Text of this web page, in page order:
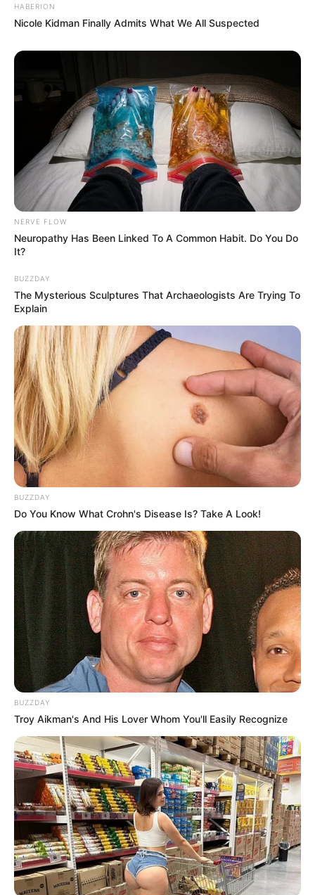
Serem! 9 Chat Ojek Online &
Pelanggan Ini Bikin Auto
Merinding
Bikin Ngakak, 10 Potret
Cosplay Murah Pakai Bahan
Seadanya
Anti Mainstream, 10 Cara
Membawa Barang Belanjaan
Versi Warga Thailand
HABERION
Nicole Kidman Finally Admits What We All Suspected
NERVE FLOW
Neuropathy Has Been Linked To A Common Habit. Do You Do
It?
BUZZDAY
The Mysterious Sculptures That Archaeologists Are Trying To
Explain
BUZZDAY
Do You Know What Crohn's Disease Is? Take A Look!
BUZZDAY
Troy Aikman's And His Lover Whom You'll Easily Recognize